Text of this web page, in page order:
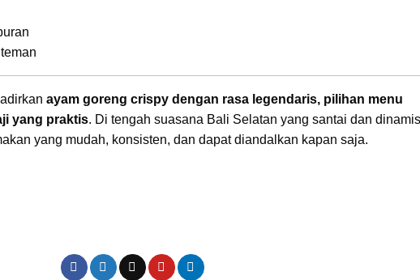
ayam goreng crispy dengan rasa legendaris, pilihan menu
yang praktis. Di tengah suasana Bali Selatan yang santai dan
yang mudah, konsisten, dan dapat diandalkan kapan saja.